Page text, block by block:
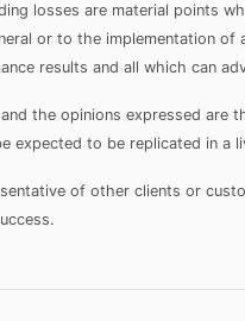
losses are material points
or to the implementation of
results and all which can
the opinions expressed are
expected to be replicated in a
of other clients or